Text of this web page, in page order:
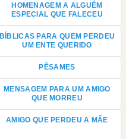
HOMENAGEM A ALGUÉM
ESPECIAL QUE FALECEU
BÍBLICAS PARA QUEM PERDEU
UM ENTE QUERIDO
PÊSAMES
MENSAGEM PARA UM AMIGO
QUE MORREU
AMIGO QUE PERDEU A MÃE